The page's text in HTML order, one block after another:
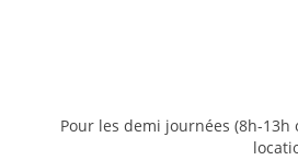
Pour les demi journées (8h-13h